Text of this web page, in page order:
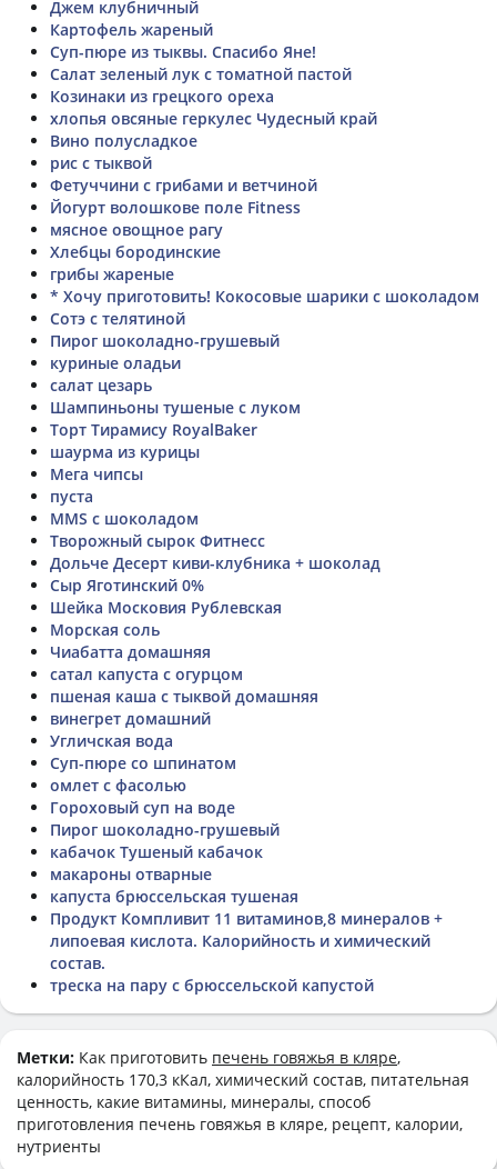
Джем клубничный
Картофель жареный
Суп-пюре из тыквы. Спасибо Яне!
Салат зеленый лук с томатной пастой
Козинаки из грецкого ореха
хлопья овсяные геркулес Чудесный край
Вино полусладкое
рис с тыквой
Фетуччини с грибами и ветчиной
Йогурт волошкове поле Fitness
мясное овощное рагу
Хлебцы бородинские
грибы жареные
* Хочу приготовить! Кокосовые шарики с шоколадом
Сотэ с телятиной
Пирог шоколадно-грушевый
куриные оладьи
салат цезарь
Шампиньоны тушеные с луком
Торт Тирамису RoyalBaker
шаурма из курицы
Мега чипсы
пуста
MMS с шоколадом
Творожный сырок Фитнесс
Дольче Десерт киви-клубника + шоколад
Сыр Яготинский 0%
Шейка Московия Рублевская
Морская соль
Чиабатта домашняя
сатал капуста с огурцом
пшеная каша с тыквой домашняя
винегрет домашний
Угличская вода
Суп-пюре со шпинатом
омлет с фасолью
Гороховый суп на воде
Пирог шоколадно-грушевый
кабачок Тушеный кабачок
макароны отварные
капуста брюссельская тушеная
Продукт Компливит 11 витаминов,8 минералов +
липоевая кислота. Калорийность и химический
состав.
треска на пару с брюссельской капустой
Метки: Как приготовить печень говяжья в кляре,
калорийность 170,3 кКал, химический состав, питательная
ценность, какие витамины, минералы, способ
приготовления печень говяжья в кляре, рецепт, калории,
нутриенты